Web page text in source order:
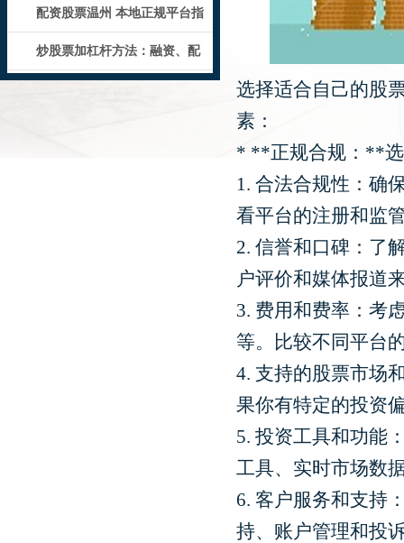
控技巧配资股票温州 本地正规平台指
炒股票加杠杆方法：融资、配
选择适合自己的股
素：
* **正规合规：**选
1. 合法合规性：确
看平台的注册和监
2. 信誉和口碑：了
户评价和媒体报道
3. 费用和费率：考
等。比较不同平台
4. 支持的股票市场
果你有特定的投资
5. 投资工具和功能
工具、实时市场数
6. 客户服务和支持
持、账户管理和投